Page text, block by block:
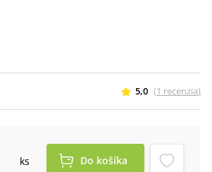
5,0 (1 recenzia)
ks Do košíka